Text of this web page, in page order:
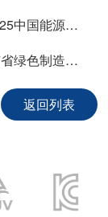
实力印证！昆宇电源入选2025中国能源企业500强
昆宇电源获评2025年度湖南省绿色制造单位
返回列表